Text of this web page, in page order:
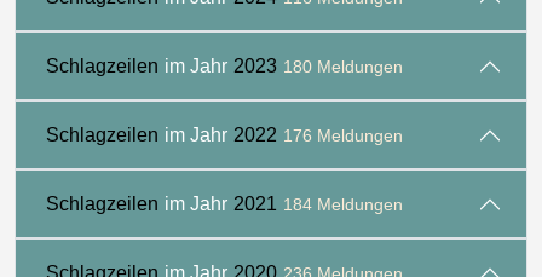
Schlagzeilen im Jahr 2023 180 Meldungen
Schlagzeilen im Jahr 2022 176 Meldungen
Schlagzeilen im Jahr 2021 184 Meldungen